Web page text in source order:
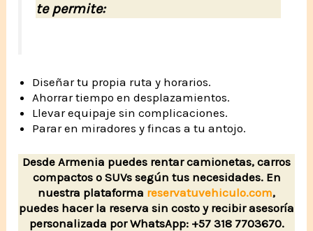
te permite:
Diseñar tu propia ruta y horarios.
Ahorrar tiempo en desplazamientos.
Llevar equipaje sin complicaciones.
Parar en miradores y fincas a tu antojo.
Desde Armenia puedes rentar camionetas, carros
compactos o SUVs según tus necesidades. En
nuestra plataforma reservatuvehiculo.com,
puedes hacer la reserva sin costo y recibir asesoría
personalizada por WhatsApp: +57 318 7703670.